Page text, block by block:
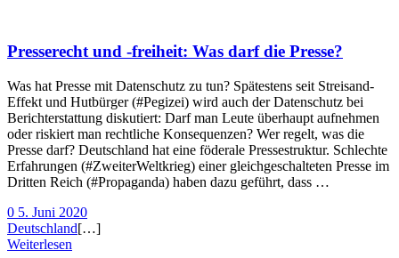
Presserecht und -freiheit: Was darf die Presse?
Was hat Presse mit Datenschutz zu tun? Spätestens seit Streisand-
Effekt und Hutbürger (#Pegizei) wird auch der Datenschutz bei
Berichterstattung diskutiert: Darf man Leute überhaupt aufnehmen
oder riskiert man rechtliche Konsequenzen? Wer regelt, was die
Presse darf? Deutschland hat eine föderale Pressestruktur. Schlechte
Erfahrungen (#ZweiterWeltkrieg) einer gleichgeschalteten Presse im
Dritten Reich (#Propaganda) haben dazu geführt, dass …
0 5. Juni 2020
Deutschland[…]
Weiterlesen